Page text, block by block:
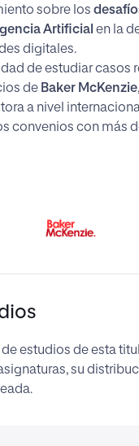
sobre los
Artificial en la
digitales.
de estudiar casos
de Baker McKenzie
a nivel
convenios con más
estudios de esta
su